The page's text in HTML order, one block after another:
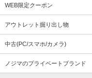
WEB限定クーポン
アウトレット掘り出し物
中古(PC/スマホ/カメラ)
ノジマのプライベートブランド